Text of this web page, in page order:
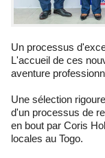
Un processus
L'accueil de ces
aventure
Une sélection
d'un processus de
en bout par Coris
locales au Togo.